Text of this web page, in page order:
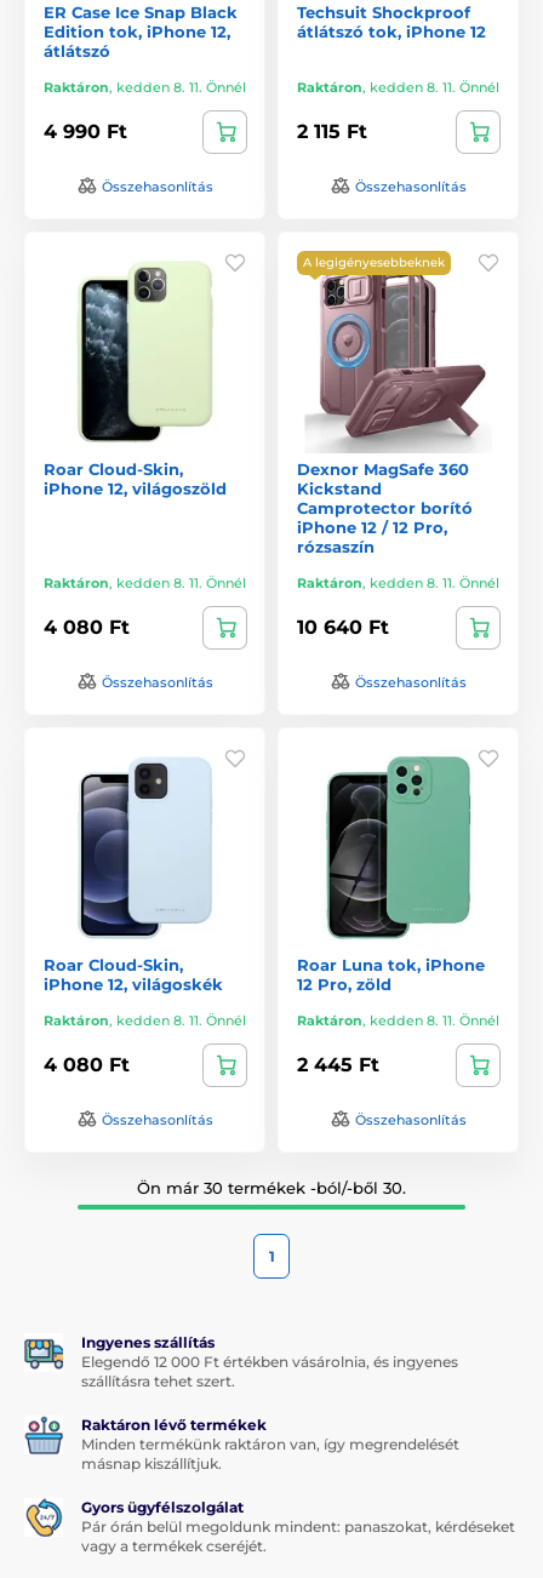
ER Case Ice Snap Black
Edition tok, iPhone 12,
átlátszó
Raktáron, kedden 8. 11. Önnél
4 990 Ft
Összehasonlítás
Techsuit Shockproof
átlátszó tok, iPhone 12
Raktáron, kedden 8. 11. Önnél
2 115 Ft
Összehasonlítás
Roar Cloud-Skin,
iPhone 12, világoszöld
Raktáron, kedden 8. 11. Önnél
4 080 Ft
Összehasonlítás
A legigényesebbeknek
Dexnor MagSafe 360
Kickstand
Camprotector borító
iPhone 12 / 12 Pro,
rózsaszín
Raktáron, kedden 8. 11. Önnél
10 640 Ft
Összehasonlítás
Roar Cloud-Skin,
iPhone 12, világoskék
Raktáron, kedden 8. 11. Önnél
4 080 Ft
Összehasonlítás
Roar Luna tok, iPhone
12 Pro, zöld
Raktáron, kedden 8. 11. Önnél
2 445 Ft
Összehasonlítás
Ön már 30 termékek -ból/-ből 30.
1
Ingyenes szállítás
Elegendő 12 000 Ft értékben vásárolnia, és ingyenes
szállításra tehet szert.
Raktáron lévő termékek
Minden termékünk raktáron van, így megrendelését
másnap kiszállítjuk.
Gyors ügyfélszolgálat
Pár órán belül megoldunk mindent: panaszokat, kérdéseket
vagy a termékek cseréjét.